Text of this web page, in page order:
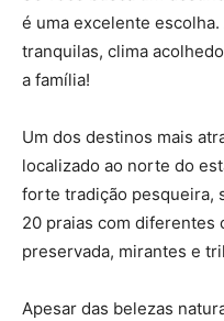
é uma excelente
tranquilas, clima
a família!
Um dos destinos mais
localizado ao norte do
forte tradição pesqueira,
20 praias com diferentes
preservada, mirantes e
Apesar das belezas